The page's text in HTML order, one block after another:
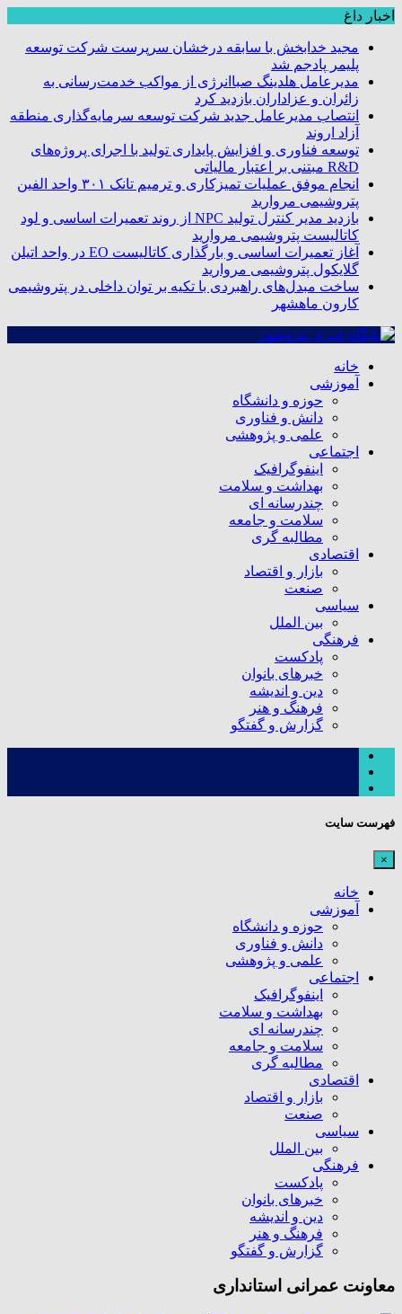
اخبار داغ
مجید خدابخش با سابقه درخشان سرپرست شرکت توسعه
پلیمر پادجم شد
مدیرعامل هلدینگ صباانرژی از مواکب خدمت‌رسانی به
زائران و عزاداران بازدید کرد
انتصاب مدیرعامل جدید شرکت توسعه سرمایه‌گذاری منطقه
آزاد اروند
توسعه فناوری و افزایش پایداری تولید با اجرای پروژه‌های
R&D مبتنی بر اعتبار مالیاتی
انجام موفق عملیات تمیزکاری و ترمیم تانک ۳۰۱ واحد الفین
پتروشیمی مروارید
بازدید مدیر کنترل تولید NPC از روند تعمیرات اساسی و لود
کاتالیست پتروشیمی مروارید
آغاز تعمیرات اساسی و بارگذاری کاتالیست EO در واحد اتیلن
گلایکول پتروشیمی مروارید
ساخت مبدل‌های راهبردی با تکیه بر توان داخلی در پتروشیمی
کارون ماهشهر
خانه
آموزشی
حوزه و دانشگاه
دانش و فناوری
علمی و پژوهشی
اجتماعی
اینفوگرافیک
بهداشت و سلامت
چندرسانه ای
سلامت و جامعه
مطالبه گری
اقتصادی
بازار و اقتصاد
صنعت
سیاسی
بین الملل
فرهنگی
پادکست
خبرهای بانوان
دین و اندیشه
فرهنگ و هنر
گزارش و گفتگو
فهرست سایت
×
خانه
آموزشی
حوزه و دانشگاه
دانش و فناوری
علمی و پژوهشی
اجتماعی
اینفوگرافیک
بهداشت و سلامت
چندرسانه ای
سلامت و جامعه
مطالبه گری
اقتصادی
بازار و اقتصاد
صنعت
سیاسی
بین الملل
فرهنگی
پادکست
خبرهای بانوان
دین و اندیشه
فرهنگ و هنر
گزارش و گفتگو
معاونت عمرانی استانداری